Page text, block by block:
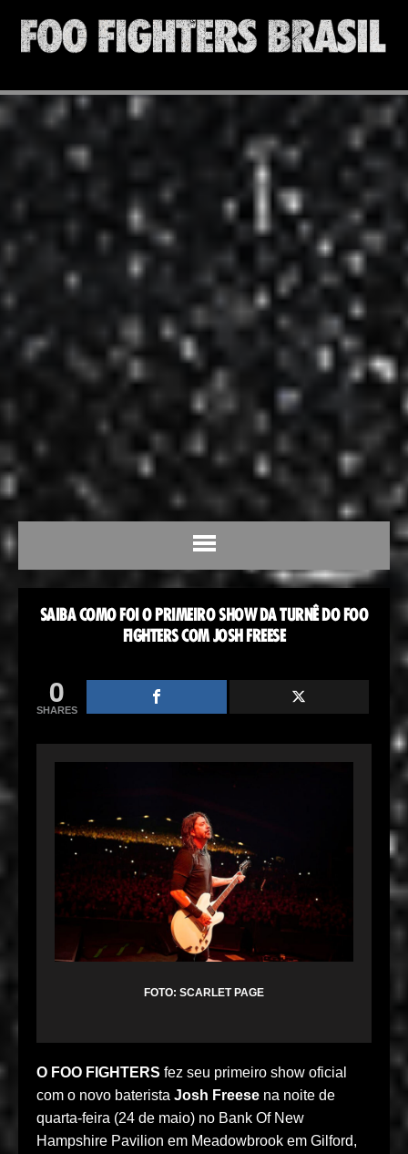
SAIBA COMO FOI O PRIMEIRO SHOW DA TURNÊ DO FOO
FIGHTERS COM JOSH FREESE
0
SHARES
FOTO: SCARLET PAGE
O FOO FIGHTERS fez seu primeiro show oficial
com o novo baterista Josh Freese na noite de
quarta-feira (24 de maio) no Bank Of New
Hampshire Pavilion em Meadowbrook em Gilford,